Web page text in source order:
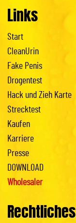
Links
Start
CleanUrin
Fake Penis
Drogentest
Hack und Zieh Karte
Strecktest
Kaufen
Karriere
Presse
DOWNLOAD
Wholesaler
Rechtliches